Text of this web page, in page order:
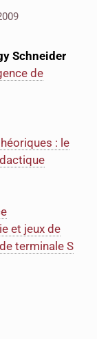
Schneider
de
: le
et jeux de
terminale S